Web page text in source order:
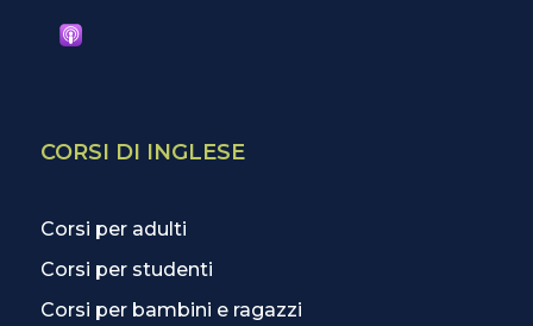
CORSI DI INGLESE
Corsi per adulti
Corsi per studenti
Corsi per bambini e ragazzi